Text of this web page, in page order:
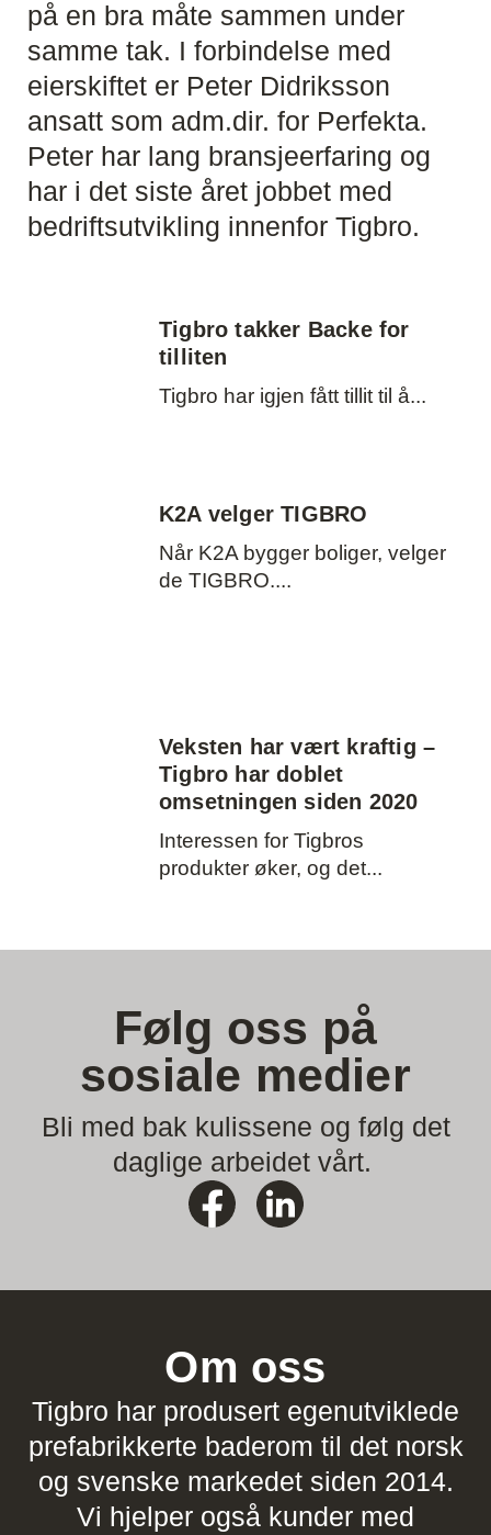
på en bra måte sammen under
samme tak. I forbindelse med
eierskiftet er Peter Didriksson
ansatt som adm.dir. for Perfekta.
Peter har lang bransjeerfaring og
har i det siste året jobbet med
bedriftsutvikling innenfor Tigbro.
Tigbro takker Backe for
tilliten
Tigbro har igjen fått tillit til å
K2A velger TIGBRO
Når K2A bygger boliger, velger
de TIGBRO.
Veksten har vært kraftig –
Tigbro har doblet
omsetningen siden 2020
Interessen for Tigbros
produkter øker, og det
Følg oss på
sosiale medier
Bli med bak kulissene og følg det
daglige arbeidet vårt.
Om oss
Tigbro har produsert egenutviklede
prefabrikkerte baderom til det norsk
og svenske markedet siden 2014.
Vi hjelper også kunder med